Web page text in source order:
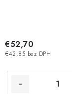
€42,85 bez DPH
€52,70